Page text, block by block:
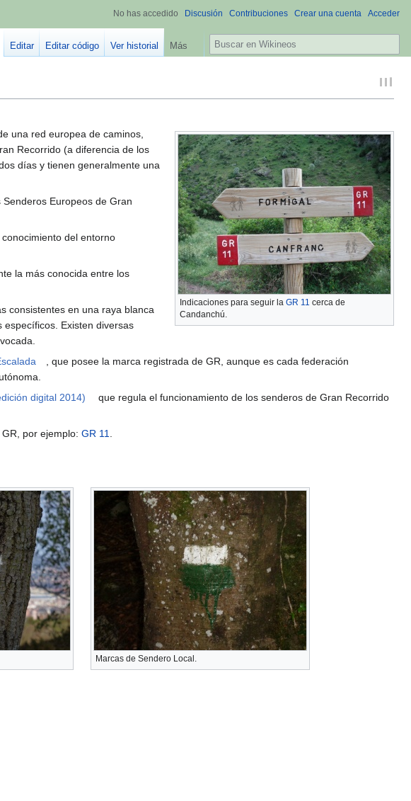
Indicaciones para seguir la GR 11 cerca de
Candanchú.
una red europea de caminos,
Recorrido (a diferencia de los
días y tienen generalmente una
Europeos de Gran
del entorno
la más conocida entre los
consistentes en una raya blanca
Existen diversas
, que posee la marca registrada de GR, aunque es cada federación
digital 2014)
que regula el funcionamiento de los senderos de Gran Recorrido
por ejemplo: GR 11
Marcas de Sendero Local.
No has accedido Discusión Contribuciones Crear una cuenta Acceder
Editar Editar código Ver historial Más
B
u
a